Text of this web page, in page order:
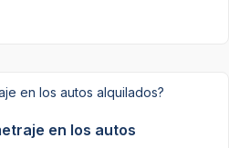
en los autos